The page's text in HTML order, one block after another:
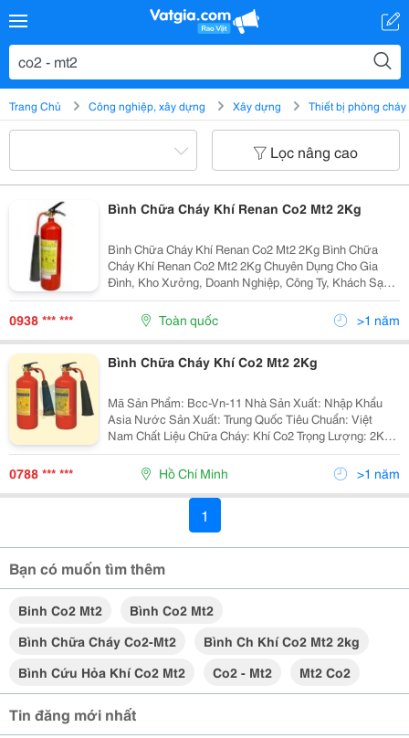
Trang Chủ Công nghiệp, xây dựng Xây dựng Thiết bị phòng
Lọc nâng cao
Bình Chữa Cháy Khí Renan Co2 Mt2 2Kg
Bình Chữa Cháy Khí Renan Co2 Mt2 2Kg Bình Chữa
Cháy Khí Renan Co2 Mt2 2Kg Chuyên Dụng Cho Gia
Đình, Kho Xưởng, Doanh Nghiệp, Công Ty, Khách Sạn,
Nhà Hàng&Hellip;. Bình Hiện Đang Được Pccc Phát Đạt
Cung Cấp Với Giá Thành Phải Chăng, Sản Phẩm Luôn...
0938 *** *** Toàn quốc >1 năm
Bình Chữa Cháy Khí Co2 Mt2 2Kg
Mã Sản Phẩm: Bcc-Vn-11 Nhà Sản Xuất: Nhập Khẩu
Asia Nước Sản Xuất: Trung Quốc Tiêu Chuẩn: Việt
Nam Chất Liệu Chữa Cháy: Khí Co2 Trọng Lượng: 2Kg
Công Dụng: Chữa Cháy Chất Lỏng,Chất Khí, Chất Rắn
0788 *** *** Hồ Chí Minh >1 năm
1
Bạn có muốn tìm thêm
Binh Co2 Mt2
Bình Co2 Mt2
Bình Chữa Cháy Co2-Mt2
Bình Ch Khí Co2 Mt2 2kg
Bình Cứu Hỏa Khí Co2 Mt2
Co2 - Mt2 Mt2 Co2
Tin đăng mới nhất